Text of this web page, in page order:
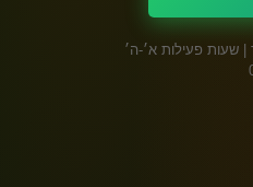
| שעות פעילות א׳-ה׳